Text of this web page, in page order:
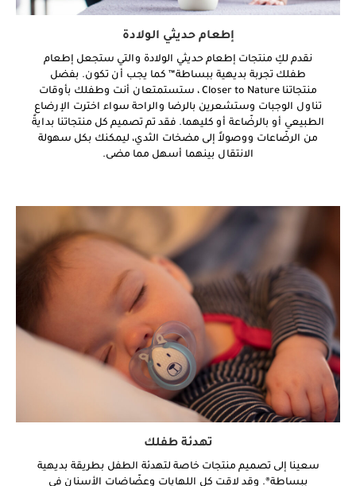
إطعام حديثي الولادة
نقدم لكِ منتجات إطعام حديثي الولادة والتي ستجعل إطعام
طفلك تجربة بديهية ببساطة™ كما يجب أن تكون. بفضل
منتجاتنا Closer to Nature ، ستستمتعان أنت وطفلك بأوقات
تناول الوجبات وستشعرين بالرضا والراحة سواء اخترت الإرضاع
الطبيعي أو بالرضّاعة أو كليهما. فقد تم تصميم كل منتجاتنا بدايةً
من الرضّاعات ووصولاً إلى مضخات الثدي، ليمكنك بكل سهولة
الانتقال بينهما أسهل مما مضى.
تهدئة طفلك
سعينا إلى تصميم منتجات خاصة لتهدئة الطفل بطريقة بديهية
ببساطة®. وقد لاقت كل اللهايات وعضّاضات الأسنان في